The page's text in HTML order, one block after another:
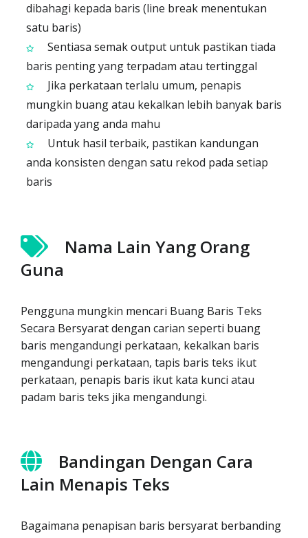
dibahagi kepada baris (line break menentukan
satu baris)
Sentiasa semak output untuk pastikan tiada
baris penting yang terpadam atau tertinggal
Jika perkataan terlalu umum, penapis
mungkin buang atau kekalkan lebih banyak baris
daripada yang anda mahu
Untuk hasil terbaik, pastikan kandungan
anda konsisten dengan satu rekod pada setiap
baris
Nama Lain Yang Orang
Guna
Pengguna mungkin mencari Buang Baris Teks
Secara Bersyarat dengan carian seperti buang
baris mengandungi perkataan, kekalkan baris
mengandungi perkataan, tapis baris teks ikut
perkataan, penapis baris ikut kata kunci atau
padam baris teks jika mengandungi.
Bandingan Dengan Cara
Lain Menapis Teks
Bagaimana penapisan baris bersyarat berbanding